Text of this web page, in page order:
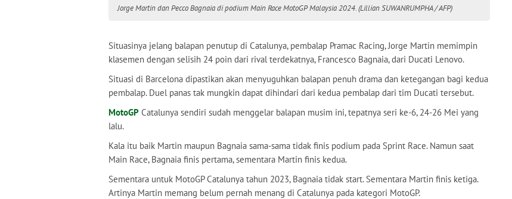
Jorge Martin dan Pecco Bagnaia di podium Main Race MotoGP Malaysia 2024. (Lillian SUWANRUMPHA / AFP)
Situasinya jelang balapan penutup di Catalunya, pembalap Pramac Racing, Jorge Martin memimpin
klasemen dengan selisih 24 poin dari rival terdekatnya, Francesco Bagnaia, dari Ducati Lenovo.
Situasi di Barcelona dipastikan akan menyuguhkan balapan penuh drama dan ketegangan bagi kedua
pembalap. Duel panas tak mungkin dapat dihindari dari kedua pembalap dari tim Ducati tersebut.
MotoGP Catalunya sendiri sudah menggelar balapan musim ini, tepatnya seri ke-6, 24-26 Mei yang
lalu.
Kala itu baik Martin maupun Bagnaia sama-sama tidak finis podium pada Sprint Race. Namun saat
Main Race, Bagnaia finis pertama, sementara Martin finis kedua.
Sementara untuk MotoGP Catalunya tahun 2023, Bagnaia tidak start. Sementara Martin finis ketiga.
Artinya Martin memang belum pernah menang di Catalunya pada kategori MotoGP.